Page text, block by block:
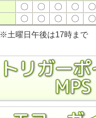
〇 〇 〇 〇 〇
〇 〇 〇 〇 〇
※土曜日午後は17時まで